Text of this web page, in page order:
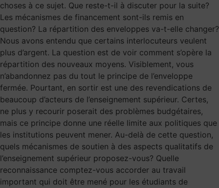
choses à ce sujet. Que reste-t-il à discuter pour la suite?
Les mécanismes de financement sont-ils remis en
question? La répartition des enveloppes va-t-elle changer?
Nous avons entendu que certains interlocuteurs veulent
plus d’argent. La question est de voir comment s’opère la
répartition des nouveaux moyens. Visiblement, vous
n’abandonnez pas du tout le principe de l’enveloppe
fermée. Pourtant, en sortir est une des revendications de
beaucoup d’acteurs de l’enseignement supérieur. Certes,
ne plus y recourir poserait des problèmes budgétaires,
mais ce principe donne une réelle limite aux politiques que
les institutions peuvent mener. Au-delà de cette question,
quels mécanismes de soutien à des aspects qualitatifs de
l’enseignement supérieur proposez-vous? Quelle
reconnaissance comptez-vous accorder au travail
important qui doit être mené pour les étudiants de